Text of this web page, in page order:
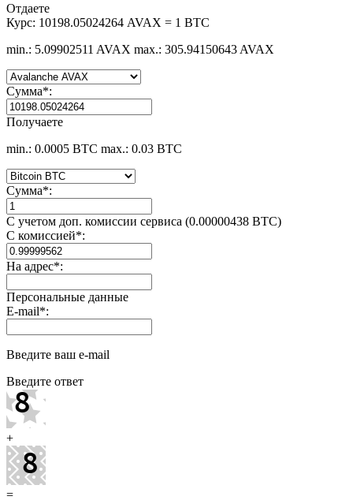
Отдаете
Курс: 10198.05024264 AVAX = 1 BTC
min.: 5.09902511 AVAX max.: 305.94150643 AVAX
Сумма*:
Получаете
min.: 0.0005 BTC max.: 0.03 BTC
Сумма*:
С учетом доп. комиссии сервиса (0.00000438 BTC)
С комиссией*:
На адрес*:
Персональные данные
E-mail*:
Введите ваш e-mail
Введите ответ
+
=